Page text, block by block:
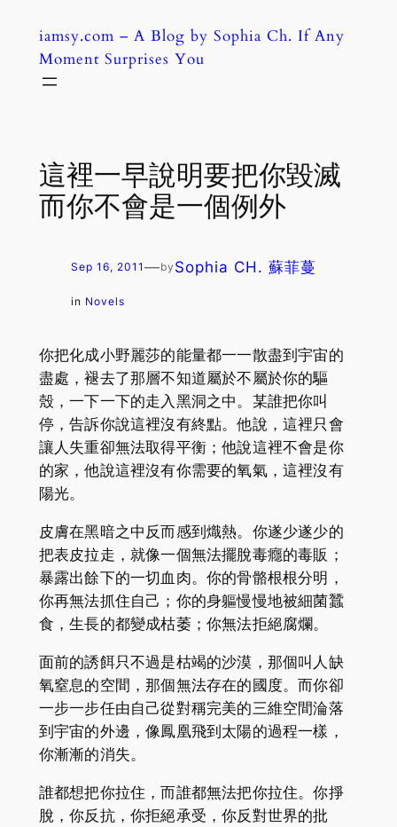
content
iamsy.com – A Blog by Sophia Ch. If Any
Moment Surprises You
這裡一早說明要把你毀滅
而你不會是一個例外
Sep 16, 2011 —by Sophia CH. 蘇菲蔓
in Novels
你把化成小野麗莎的能量都一一散盡到宇宙的
盡處，褪去了那層不知道屬於不屬於你的驅
殼，一下一下的走入黑洞之中。某誰把你叫
停，告訴你說這裡沒有終點。他說，這裡只會
讓人失重卻無法取得平衡；他說這裡不會是你
的家，他說這裡沒有你需要的氧氣，這裡沒有
陽光。
皮膚在黑暗之中反而感到熾熱。你遂少遂少的
把表皮拉走，就像一個無法擺脫毒癮的毒販；
暴露出餘下的一切血肉。你的骨骼根根分明，
你再無法抓住自己；你的身軀慢慢地被細菌蠶
食，生長的都變成枯萎；你無法拒絕腐爛。
面前的誘餌只不過是枯竭的沙漠，那個叫人缺
氧窒息的空間，那個無法存在的國度。而你卻
一步一步任由自己從對稱完美的三維空間淪落
到宇宙的外邊，像鳳凰飛到太陽的過程一樣，
你漸漸的消失。
誰都想把你拉住，而誰都無法把你拉住。你掙
脫，你反抗，你拒絕承受，你反對世界的批